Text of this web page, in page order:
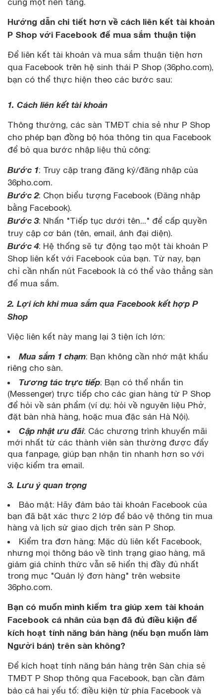
Hướng dẫn chi tiết hơn về cách liên kết tài khoản
P Shop với Facebook để mua sắm thuận tiện
Để liên kết tài khoản và mua sắm thuận tiện hơn
qua Facebook trên hệ sinh thái P Shop (36pho.com),
bạn có thể thực hiện theo các bước sau:
1. Cách liên kết tài khoản
Thông thường, các sàn TMĐT chia sẻ như P Shop
cho phép bạn đồng bộ hóa thông tin qua Facebook
để bỏ qua bước nhập liệu thủ công:
Bước 1: Truy cập trang đăng ký/đăng nhập của
36pho.com.
Bước 2: Chọn biểu tượng Facebook (Đăng nhập
bằng Facebook).
Bước 3: Nhấn "Tiếp tục dưới tên..." để cấp quyền
truy cập cơ bản (tên, email, ảnh đại diện).
Bước 4: Hệ thống sẽ tự động tạo một tài khoản P
Shop liên kết với Facebook của bạn. Từ nay, bạn
chỉ cần nhấn nút Facebook là có thể vào thẳng sàn
để mua sắm.
2. Lợi ích khi mua sắm qua Facebook kết hợp P
Shop
Việc liên kết này mang lại 3 tiện ích lớn:
Mua sắm 1 chạm: Bạn không cần nhớ mật khẩu
riêng cho sàn.
Tương tác trực tiếp: Bạn có thể nhắn tin
(Messenger) trực tiếp cho các gian hàng từ P Shop
để hỏi về sản phẩm (ví dụ: hỏi về nguyên liệu Phở,
đặt bàn nhà hàng, hoặc mua đặc sản Hà Nội).
Cập nhật ưu đãi: Các chương trình khuyến mãi
mới nhất từ các thành viên sàn thường được đẩy
qua fanpage, giúp bạn nhận tin nhanh hơn so với
việc kiểm tra email.
3. Lưu ý quan trọng
Bảo mật: Hãy đảm bảo tài khoản Facebook của
bạn đã bật xác thực 2 lớp để bảo vệ thông tin mua
hàng và lịch sử giao dịch trên sàn P Shop.
Kiểm tra đơn hàng: Mặc dù liên kết Facebook,
nhưng mọi thông báo về tình trạng giao hàng, mã
giảm giá chính thức vẫn sẽ hiển thị đầy đủ nhất
trong mục "Quản lý đơn hàng" trên website
36pho.com.
Bạn có muốn mình kiểm tra giúp xem tài khoản
Facebook cá nhân của bạn đã đủ điều kiện để
kích hoạt tính năng bán hàng (nếu bạn muốn làm
Người bán) trên sàn không?
Để kích hoạt tính năng bán hàng trên Sàn chia sẻ
TMĐT P Shop thông qua Facebook, bạn cần đảm
bảo cả hai yếu tố: điều kiện từ phía Facebook và